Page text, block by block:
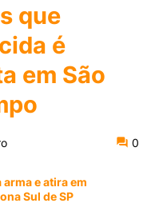
que
é
em São
0
e atira em
Sul de SP